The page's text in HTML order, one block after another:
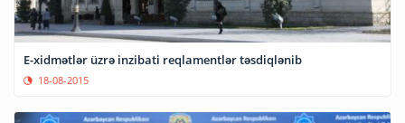
E-xidmətlər üzrə inzibati reqlamentlər təsdiqlənib
18-08-2015